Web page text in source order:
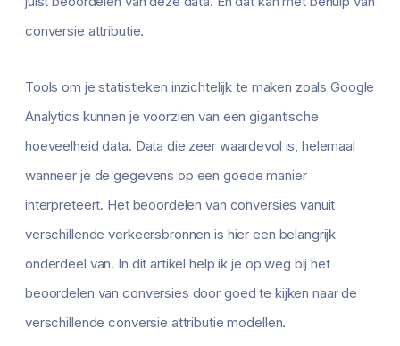
conversie attributie.
Tools om je statistieken inzichtelijk te maken zoals Google
Analytics kunnen je voorzien van een gigantische
hoeveelheid data. Data die zeer waardevol is, helemaal
wanneer je de gegevens op een goede manier
interpreteert. Het beoordelen van conversies vanuit
verschillende verkeersbronnen is hier een belangrijk
onderdeel van. In dit artikel help ik je op weg bij het
beoordelen van conversies door goed te kijken naar de
verschillende conversie attributie modellen.